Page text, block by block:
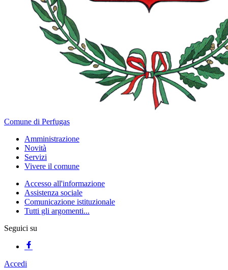
Comune di Perfugas
Amministrazione
Novità
Servizi
Vivere il comune
Accesso all'informazione
Assistenza sociale
Comunicazione istituzionale
Tutti gli argomenti...
Seguici su
Accedi